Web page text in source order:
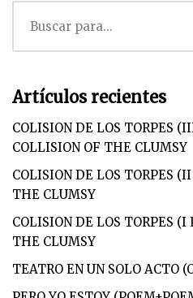
Artículos recientes
COLISION DE LOS TORPES
COLLISION OF THE CLUMSY
COLISION DE LOS TORPES
THE CLUMSY
COLISION DE LOS TORPES (I
THE CLUMSY
TEATRO EN UN SOLO ACTO